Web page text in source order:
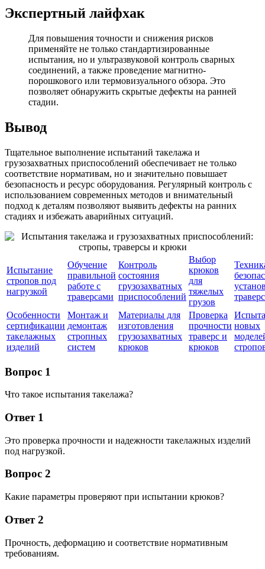
Экспертный лайфхак
Для повышения точности и снижения рисков
применяйте не только стандартизированные
испытания, но и ультразвуковой контроль сварных
соединений, а также проведение магнитно-
порошкового или термовизуального обзора. Это
позволяет обнаружить скрытые дефекты на ранней
стадии.
Вывод
Тщательное выполнение испытаний такелажа и
грузозахватных приспособлений обеспечивает не только
соответствие нормативам, но и значительно повышает
безопасность и ресурс оборудования. Регулярный контроль с
использованием современных методов и внимательный
подход к деталям позволяют выявить дефекты на ранних
стадиях и избежать аварийных ситуаций.
Испытание
стропов под
нагрузкой
Обучение
правильной
работе с
траверсами
Контроль
состояния
грузозахватных
приспособлений
Выбор
крюков
для
тяжелых
грузов
Особенности
сертификации
такелажных
изделий
Монтаж и
демонтаж
стропных
систем
Материалы для
изготовления
грузозахватных
крюков
Проверка
прочности
траверс и
крюков
новых
Вопрос 1
Что такое испытания такелажа?
Ответ 1
Это проверка прочности и надежности такелажных изделий
под нагрузкой.
Вопрос 2
Какие параметры проверяют при испытании крюков?
Ответ 2
Прочность, деформацию и соответствие нормативным
требованиям.